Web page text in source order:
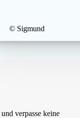
© Sigmund
verpasse keine